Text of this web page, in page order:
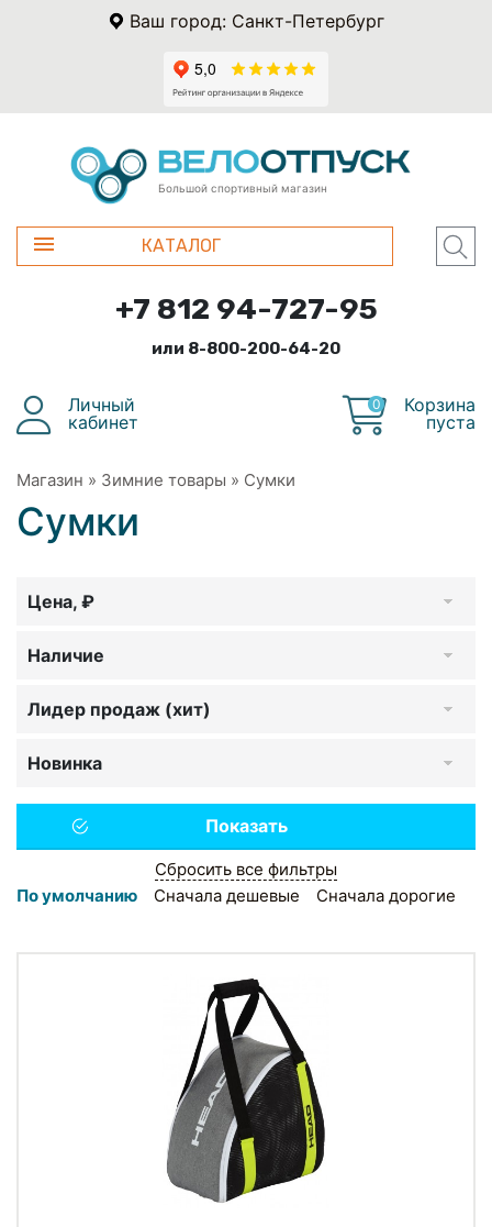
Ваш город: Санкт-Петербург
Большой спортивный магазин
КАТАЛОГ
+7 812 94-727-95
или 8-800-200-64-20
Личный
кабинет
0
Корзина
пуста
Магазин » Зимние товары » Сумки
Сумки
Цена, ₽
Наличие
Лидер продаж (хит)
Новинка
Сбросить все фильтры
По умолчанию
Сначала дешевые Сначала дорогие